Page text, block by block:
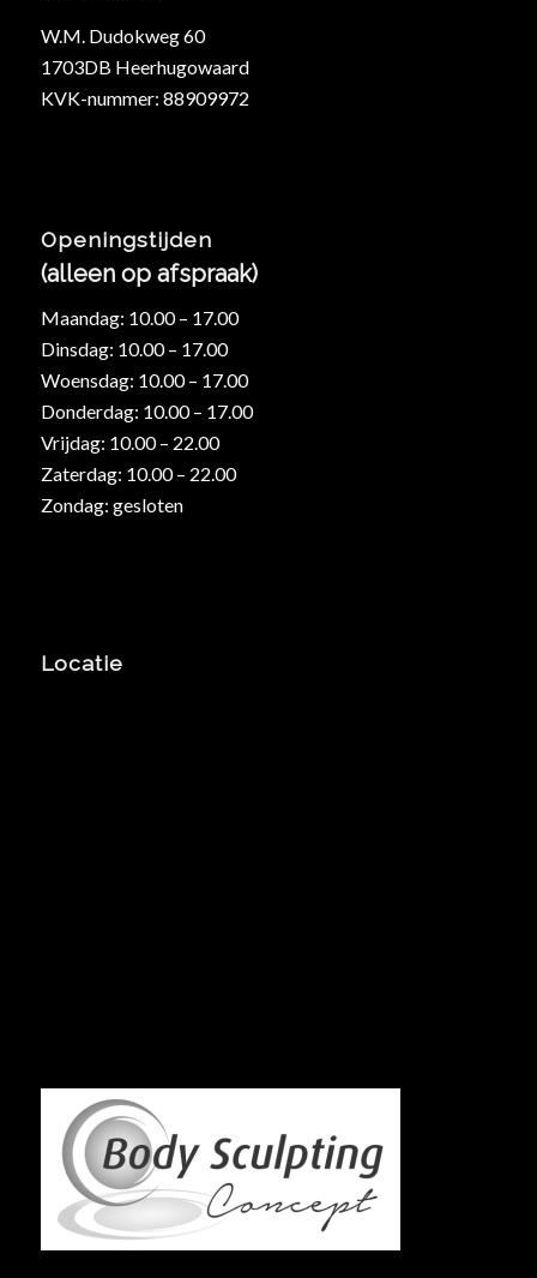
W.M. Dudokweg 60
1703DB Heerhugowaard
KVK-nummer: 88909972
Openingstijden
(alleen op afspraak)
Maandag: 10.00 – 17.00
Dinsdag: 10.00 – 17.00
Woensdag: 10.00 – 17.00
Donderdag: 10.00 – 17.00
Vrijdag: 10.00 – 22.00
Zaterdag: 10.00 – 22.00
Zondag: gesloten
Locatie